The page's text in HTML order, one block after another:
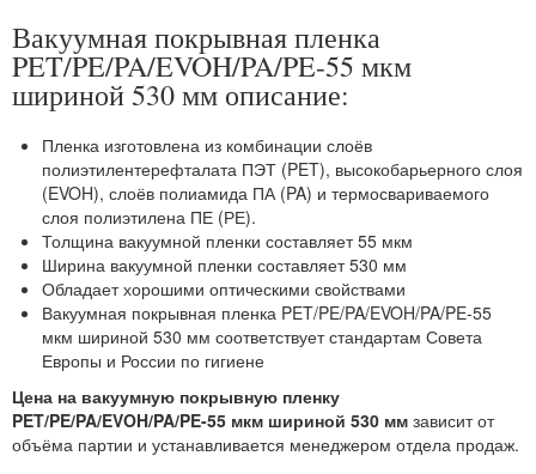
Вакуумная покрывная пленка
PET/PE/PA/EVOH/PA/PE-55 мкм
шириной 530 мм описание:
Пленка изготовлена из комбинации слоёв
полиэтилентерефталата ПЭТ (PET), высокобарьерного слоя
(EVOH), слоёв полиамида ПА (PA) и термосвариваемого
слоя полиэтилена ПЕ (РЕ).
Толщина вакуумной пленки составляет 55 мкм
Ширина вакуумной пленки составляет 530 мм
Обладает хорошими оптическими свойствами
Вакуумная покрывная пленка PET/PE/PA/EVOH/PA/PE-55
мкм шириной 530 мм соответствует стандартам Совета
Европы и России по гигиене
Цена на вакуумную покрывную пленку
PET/PE/PA/EVOH/PA/PE-55 мкм шириной 530 мм зависит от
объёма партии и устанавливается менеджером отдела продаж.